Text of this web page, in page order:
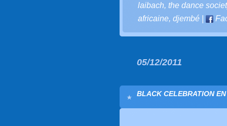
laibach, the dance
africaine, djembé
05/12/2011
BLACK CELEBRATION